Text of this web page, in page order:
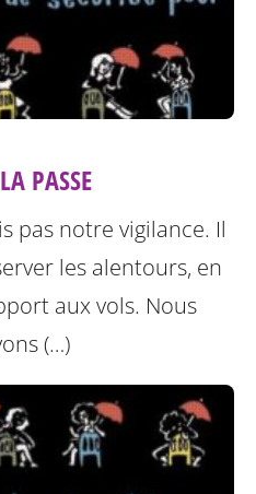
PASSE
pas notre vigilance. Il
les alentours, en
aux vols. Nous
(…)